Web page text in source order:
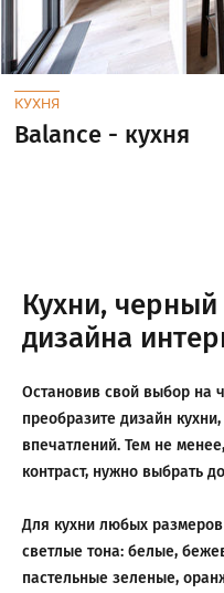
КУХНЯ
Balance - кухня
Кухни,
дизайна
Остановив свой выбор на
преобразите дизайн
впечатлений. Тем не
контраст, нужно выбрать
Для кухни любых
светлые тона: белые,
пастельные зеленые,